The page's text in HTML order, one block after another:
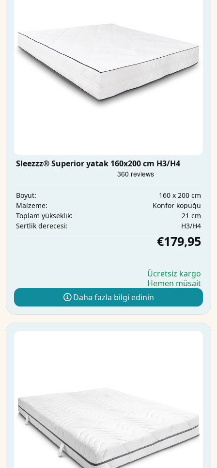
Sleezzz® Superior yatak 160x200 cm H3/H4
Boyut:
160 x 200 cm
Malzeme:
Konfor köpüğü
Toplam yükseklik:
21 cm
Sertlik derecesi:
H3/H4
€179,95
Ücretsiz kargo
Hemen müsait
Daha fazla bilgi edinin